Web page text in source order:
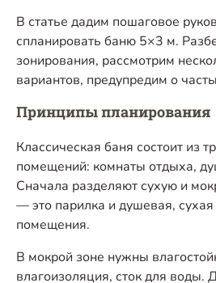
В статье дадим пошаговое
спланировать баню 5×3 м.
зонирования, рассмотрим
вариантов, предупредим о
Принципы планирования
Классическая баня состоит из
помещений: комнаты отдыха,
Сначала разделяют сухую и
— это парилка и душевая,
помещения.
В мокрой зоне нужны
влагоизоляция, сток для